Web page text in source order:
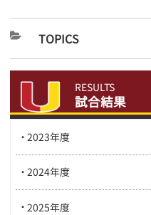
TOPICS
RESULTS
試合結果
2023年度
2024年度
2025年度